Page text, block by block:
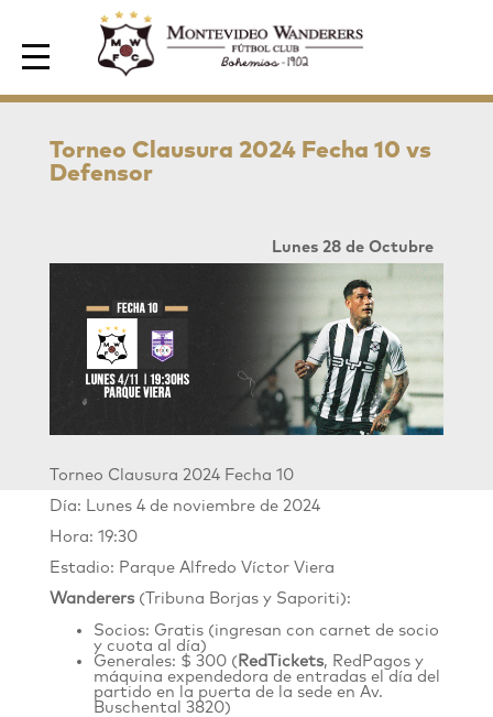
Area de Socios
Torneo Clausura 2024 Fecha 10 vs
Defensor
Lunes 28 de Octubre
Torneo Clausura 2024 Fecha 10
Día: Lunes 4 de noviembre de 2024
Hora: 19:30
Estadio: Parque Alfredo Víctor Viera
Wanderers(Tribuna Borjas y Saporiti):
Socios: Gratis (ingresan con carnet de socio
y cuota al día)
Generales: $ 300 (RedTickets, RedPagos y
máquina expendedora de entradas el día del
partido en la puerta de la sede en Av.
Buschental 3820)